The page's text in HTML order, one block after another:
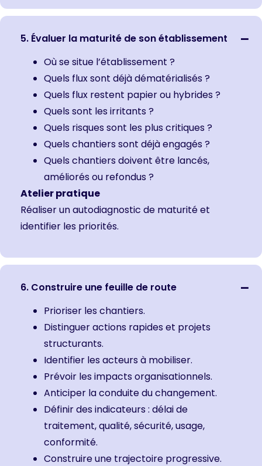
5. Évaluer la maturité de son établissement
Où se situe l’établissement ?
Quels flux sont déjà dématérialisés ?
Quels flux restent papier ou hybrides ?
Quels sont les irritants ?
Quels risques sont les plus critiques ?
Quels chantiers sont déjà engagés ?
Quels chantiers doivent être lancés,
améliorés ou refondus ?
Atelier pratique
Réaliser un autodiagnostic de maturité et
identifier les priorités.
6. Construire une feuille de route
Prioriser les chantiers.
Distinguer actions rapides et projets
structurants.
Identifier les acteurs à mobiliser.
Prévoir les impacts organisationnels.
Anticiper la conduite du changement.
Définir des indicateurs : délai de
traitement, qualité, sécurité, usage,
conformité.
Construire une trajectoire progressive.